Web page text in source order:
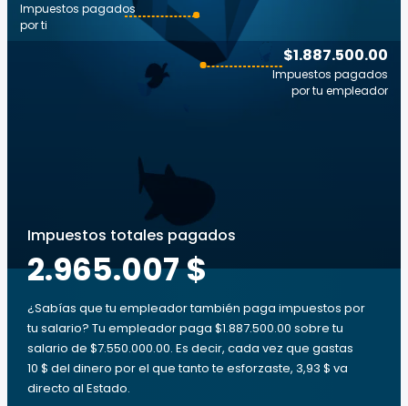
$1.887.500.00
Impuestos pagados
por tu empleador
Impuestos pagados
por ti
Impuestos totales pagados
2.965.007 $
¿Sabías que tu empleador también paga impuestos por
tu salario? Tu empleador paga $1.887.500.00 sobre tu
salario de $7.550.000.00. Es decir, cada vez que gastas
10 $ del dinero por el que tanto te esforzaste, 3,93 $ va
directo al Estado.